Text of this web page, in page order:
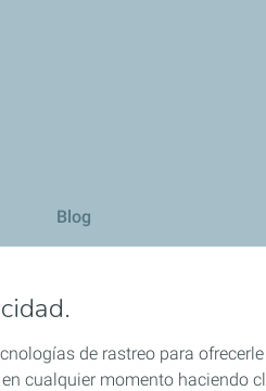
Blog
Motos: consejos y
Consejos útiles
de rastreo para
cualquier momento haciendo